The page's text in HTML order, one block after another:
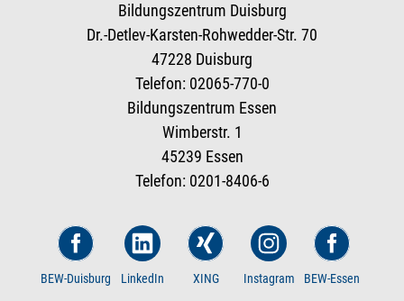
Bildungszentrum Duisburg
Dr.-Detlev-Karsten-Rohwedder-Str. 70
47228 Duisburg
Telefon: 02065-770-0
Bildungszentrum Essen
Wimberstr. 1
45239 Essen
Telefon: 0201-8406-6
BEW-Duisburg LinkedIn XING Instagram BEW-Essen